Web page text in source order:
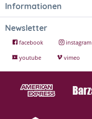
Informationen
Newsletter
facebook instagram
youtube
vimeo